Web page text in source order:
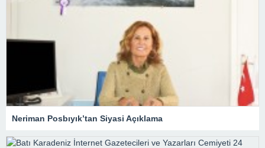
Neriman Posbıyık’tan Siyasi Açıklama